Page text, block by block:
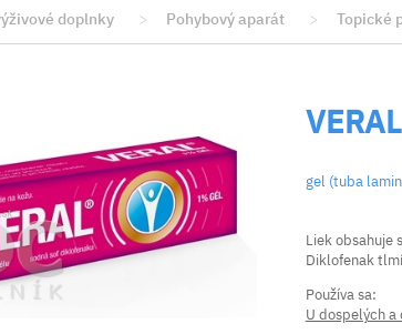
doplnky > Pohybový aparát > Topické
VERAL
gel (tuba
Liek obsahuje
Diklofenak
Používa sa:
U dospelých